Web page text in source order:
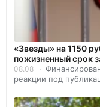
«Звезды» на 1150
пожизненный срок
08.08
реакции под